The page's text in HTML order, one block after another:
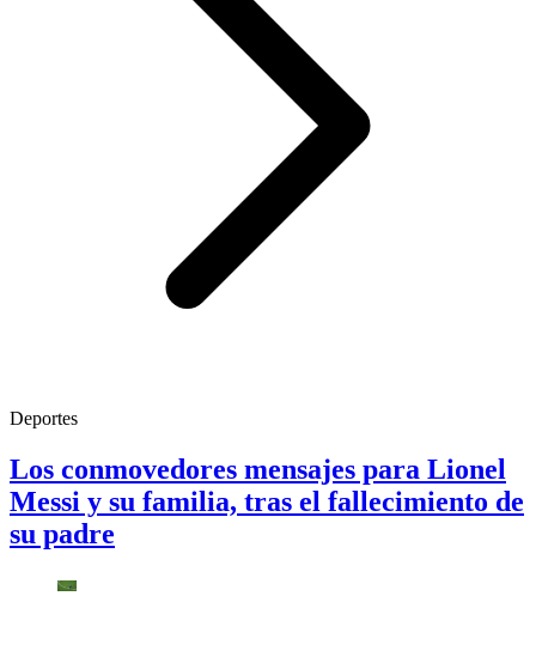
Deportes
Los conmovedores mensajes para Lionel
Messi y su familia, tras el fallecimiento de
su padre